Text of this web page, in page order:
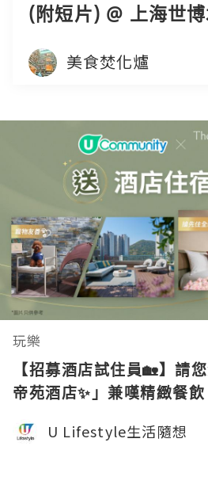
(附短片) @ 上海世
酒店
美食焚化爐
玩樂
【招募酒店試住員🏡】請
帝苑酒店✨」兼嘆精緻餐飲
U Lifestyle生活隨想